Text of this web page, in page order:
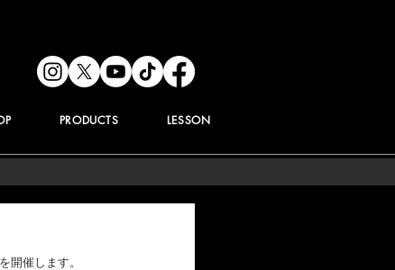
PRODUCTS LESSON
開催します。